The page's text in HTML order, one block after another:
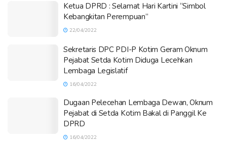
Ketua DPRD : Selamat Hari Kartini “Simbol
Kebangkitan Perempuan”
22/04/2022
Sekretaris DPC PDI-P Kotim Geram Oknum
Pejabat Setda Kotim Diduga Lecehkan
Lembaga Legislatif
16/04/2022
Dugaan Pelecehan Lembaga Dewan, Oknum
Pejabat di Setda Kotim Bakal di Panggil Ke
DPRD
16/04/2022